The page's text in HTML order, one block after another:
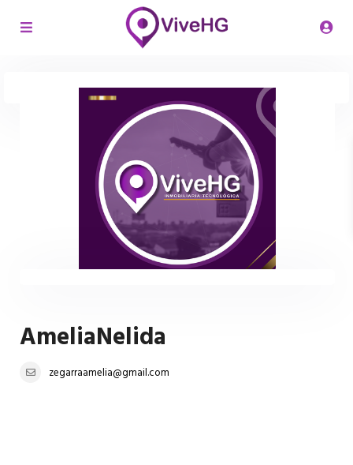
AmeliaNelida
zegarraamelia@gmail.com